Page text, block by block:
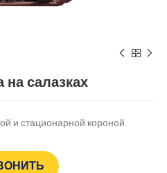
салазках
и стационарной короной